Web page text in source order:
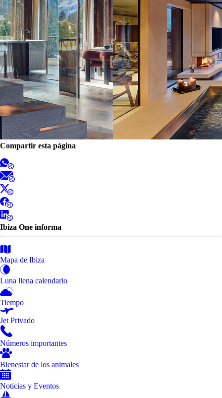
Compartir esta página
Ibiza One informa
Mapa de Ibiza
Luna llena calendario
Tiempo
Jet Privado
Números importantes
Bienestar de los animales
Noticias y Eventos